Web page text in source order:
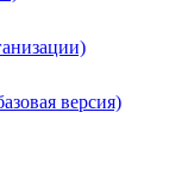
версия)